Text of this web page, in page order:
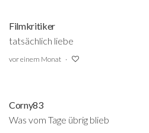
Filmkritiker
tatsächlich liebe
vor einem Monat
Corny83
Was vom Tage übrig blieb